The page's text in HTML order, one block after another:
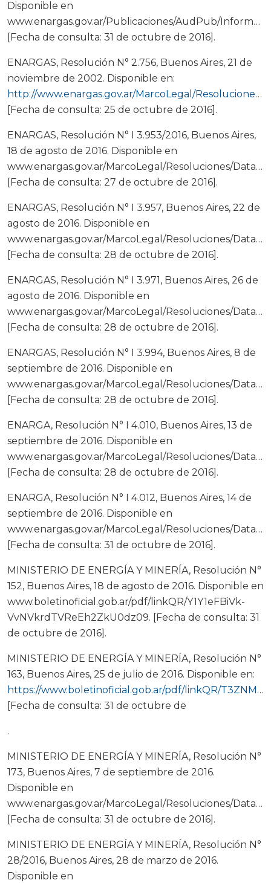
Disponible en
www.enargas.gov.ar/Publicaciones/AudPub/Informe/
[Fecha de consulta: 31 de octubre de 2016].
ENARGAS, Resolución N° 2.756, Buenos Aires, 21 de
noviembre de 2002. Disponible en:
http://www.enargas.gov.ar/MarcoLegal/Resoluciones/Data/R02_2756.htm
[Fecha de consulta: 25 de octubre de 2016].
ENARGAS, Resolución N° I 3.953/2016, Buenos Aires,
18 de agosto de 2016. Disponible en
www.enargas.gov.ar/MarcoLegal/Resoluciones/Data/
[Fecha de consulta: 27 de octubre de 2016].
ENARGAS, Resolución N° I 3.957, Buenos Aires, 22 de
agosto de 2016. Disponible en
www.enargas.gov.ar/MarcoLegal/Resoluciones/Data/
[Fecha de consulta: 28 de octubre de 2016].
ENARGAS, Resolución N° I 3.971, Buenos Aires, 26 de
agosto de 2016. Disponible en
www.enargas.gov.ar/MarcoLegal/Resoluciones/Data/
[Fecha de consulta: 28 de octubre de 2016].
ENARGAS, Resolución N° I 3.994, Buenos Aires, 8 de
septiembre de 2016. Disponible en
www.enargas.gov.ar/MarcoLegal/Resoluciones/Data/
[Fecha de consulta: 28 de octubre de 2016].
ENARGA, Resolución N° I 4.010, Buenos Aires, 13 de
septiembre de 2016. Disponible en
www.enargas.gov.ar/MarcoLegal/Resoluciones/Data/
[Fecha de consulta: 28 de octubre de 2016].
ENARGA, Resolución N° I 4.012, Buenos Aires, 14 de
septiembre de 2016. Disponible en
www.enargas.gov.ar/MarcoLegal/Resoluciones/Data/
[Fecha de consulta: 31 de octubre de 2016].
MINISTERIO DE ENERGÍA Y MINERÍA, Resolución N°
152, Buenos Aires, 18 de agosto de 2016. Disponible en
www.boletinoficial.gob.ar/pdf/linkQR/Y1Y1eFBiVk-
VvNVkrdTVReEh2ZkU0dz09. [Fecha de consulta: 31
de octubre de 2016].
MINISTERIO DE ENERGÍA Y MINERÍA, Resolución N°
163, Buenos Aires, 25 de julio de 2016. Disponible en:
https://www.boletinoficial.gob.ar/pdf/linkQR/T3ZNMDRNbmJ6a1ErdTVReEh2ZkU0dz09
[Fecha de consulta: 31 de octubre de
.
MINISTERIO DE ENERGÍA Y MINERÍA, Resolución N°
173, Buenos Aires, 7 de septiembre de 2016.
Disponible en
www.enargas.gov.ar/MarcoLegal/Resoluciones/Data/
[Fecha de consulta: 31 de octubre de 2016].
MINISTERIO DE ENERGÍA Y MINERÍA, Resolución N°
28/2016, Buenos Aires, 28 de marzo de 2016.
Disponible en